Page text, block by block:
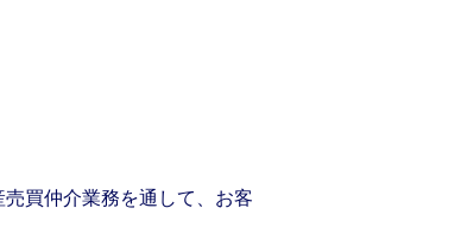
買仲介業務を通して、お客